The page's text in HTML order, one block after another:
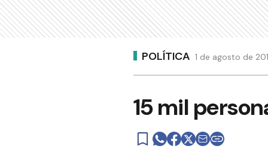
POLÍTICA 1 de agosto de
15 mil